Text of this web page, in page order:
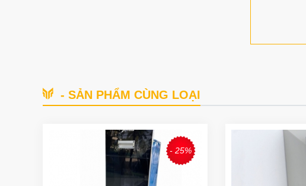
- SẢN PHẨM CÙNG LOẠI
- 25%